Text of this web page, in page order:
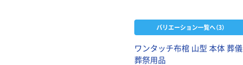
バリエーション一覧へ（3）
ワンタッチ布棺 山型 本体 葬儀
葬祭用品